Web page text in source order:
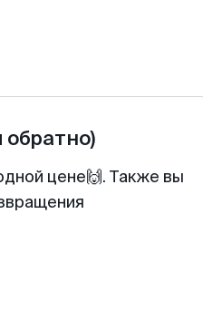
обратно)
цене🙌. Также вы